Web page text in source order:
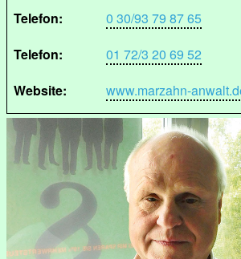
Telefon:
0 30/93 79 87 65
Telefon:
01 72/3 20 69 52
Website:
www.marzahn-